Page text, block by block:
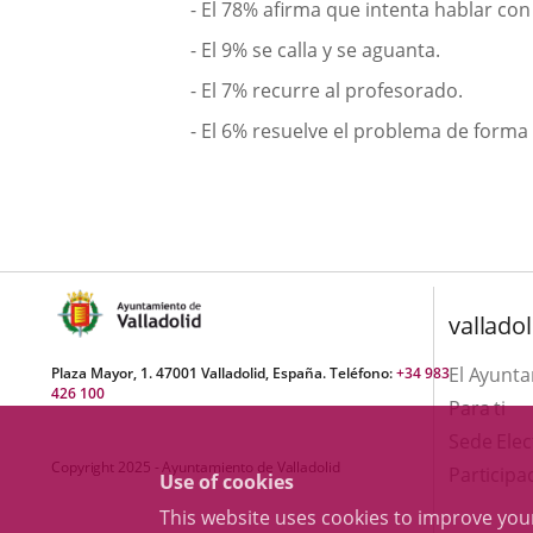
Use of cookies
This website uses cookies to improve
- El 78% afirma que intenta hablar
- El 9% se calla y se aguanta.
- El 7% recurre al profesorado.
- El 6% resuelve el problema de
Plaza Mayor, 1. 47001 Valladolid, España. Teléfono:+34 983
426 100
Copyright 2025 - Ayuntamiento de Valladolid
El
Para ti